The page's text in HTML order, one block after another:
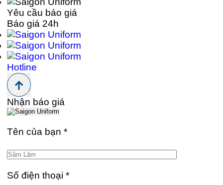
Yêu cầu báo giá
Báo giá 24h
Hotline
Nhận báo giá
Tên của bạn*
Số điện thoại*